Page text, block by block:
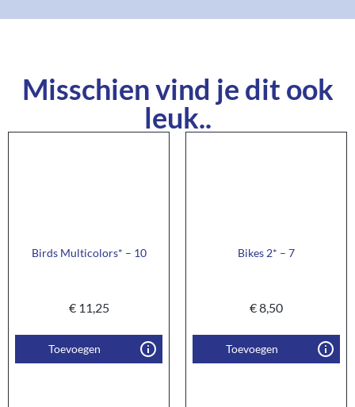
Misschien vind je dit ook
leuk..
Birds Multicolors* – 10
€11,25
Toevoegen
Bikes 2* – 7
€8,50
Toevoegen